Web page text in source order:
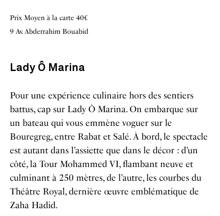
Prix Moyen à la carte 40€
9 Av. Abderrahim Bouabid
Lady Ô Marina
Pour une expérience culinaire hors des sentiers
battus, cap sur Lady Ô Marina. On embarque sur
un bateau qui vous emmène voguer sur le
Bouregreg, entre Rabat et Salé. À bord, le spectacle
est autant dans l’assiette que dans le décor : d’un
côté, la Tour Mohammed VI, flambant neuve et
culminant à 250 mètres, de l’autre, les courbes du
Théâtre Royal, dernière œuvre emblématique de
Zaha Hadid.